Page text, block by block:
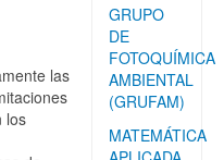
GRUPO
DE
FOTOQUÍMICA
AMBIENTAL
(GRUFAM)
MATEMÁTICA
las
los